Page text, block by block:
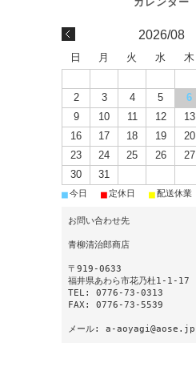
2026/08
日 月 火 水 木
2
3 4 5 6
9
10 11 12 13
16
17 18 19 20
23
24 25 26 27
30
31
■今日 ■ 定休日 ■配送休業
お問い合わせ先
青柳清治郎商店
〒919-0633
福井県あわら市花乃杜1-1-17
TEL: 0776-73-0313
FAX: 0776-73-5539
メール: a-aoyagi@aose.jp